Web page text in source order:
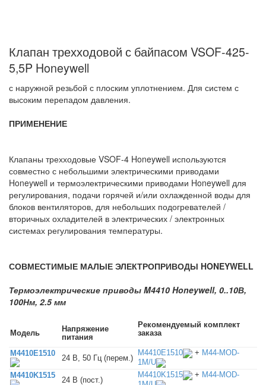
Клапан трехходовой с байпасом VSOF-425-
5,5P Honeywell
с наружной резьбой с плоским уплотнением. Для систем с
высоким перепадом давления.
ПРИМЕНЕНИЕ
Клапаны трехходовые VSOF-4 Honeywell используются
совместно с небольшими электрическими приводами
Honeywell и термоэлектрическими приводами Honeywell для
регулирования, подачи горячей и/или охлажденной воды для
блоков вентиляторов, для небольших подогревателей /
вторичных охладителей в электрических / электронных
системах регулирования температуры.
СОВМЕСТИМЫЕ МАЛЫЕ ЭЛЕКТРОПРИВОДЫ HONEYWELL
Термоэлектрические приводы M4410 Honeywell, 0..10В,
100Нм, 2.5 мм
Модель
Напряжение
питания
Рекомендуемый комплект
заказа
M4410E1510
24 В, 50 Гц (перем.)
M4410E1510 + M44-MOD-
1M/U
M4410K1515
24 В (пост.)
M4410K1515 + M44-MOD-